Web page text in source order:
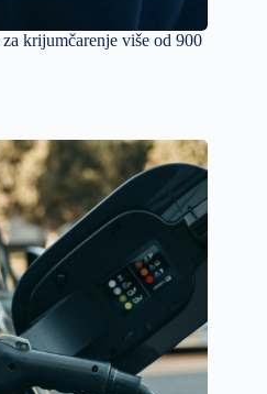
krijumčarenje više od 900